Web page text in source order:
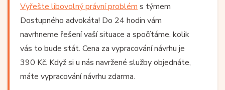
Vyřešte libovolný právní problém s týmem
Dostupného advokáta! Do 24 hodin vám
navrhneme řešení vaší situace a spočítáme, kolik
vás to bude stát. Cena za vypracování návrhu je
390 Kč. Když si u nás navržené služby objednáte,
máte vypracování návrhu zdarma.